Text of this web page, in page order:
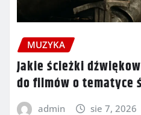
MUZYKA
Jakie ścieżki
do filmów o tematyce
admin sie 7, 2026